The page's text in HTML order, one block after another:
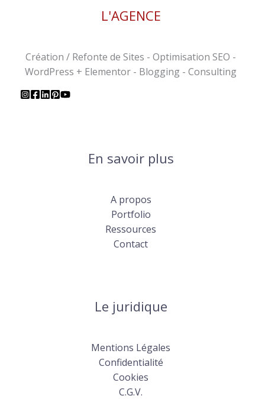
L'AGENCE
Création / Refonte de Sites - Optimisation SEO -
WordPress + Elementor - Blogging - Consulting
En savoir plus
A propos
Portfolio
Ressources
Contact
Le juridique
Mentions Légales
Confidentialité
Cookies
C.G.V.